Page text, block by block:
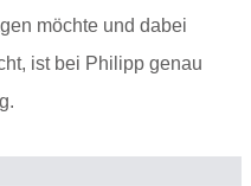
möchte und dabei
ist bei Philipp genau